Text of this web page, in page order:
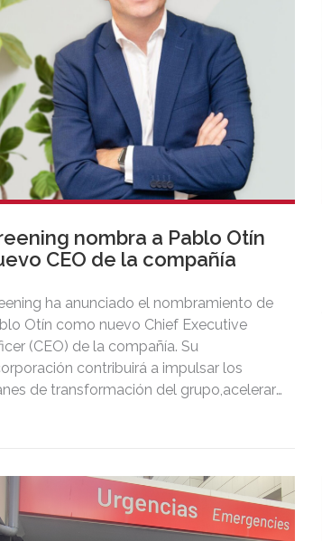
nombra a Pablo Otín
CEO de la compañía
ha anunciado el nombramiento de
Otín como nuevo Chief Executive
(CEO) de la compañía. Su
contribuirá a impulsar los
de transformación del grupo,acelerar